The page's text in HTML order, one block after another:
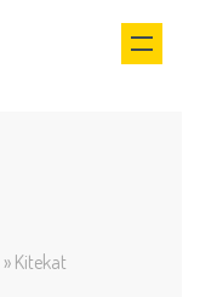
» Kitekat